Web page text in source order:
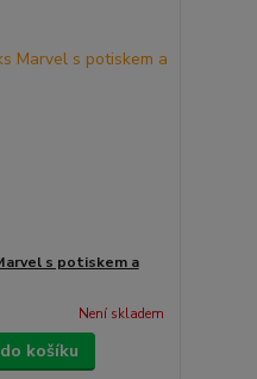
s potiskem a
Není skladem
košíku